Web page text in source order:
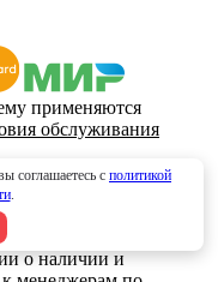
применяются
обслуживания
на нем не
положениями
Федерации.
о наличии и
соглашаетесь с политикой
.